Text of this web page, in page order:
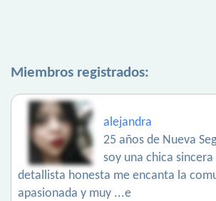
Miembros registrados:
alejandra
25 años de Nueva
soy una chica
detallista honesta me encanta la
apasionada y muy ...e